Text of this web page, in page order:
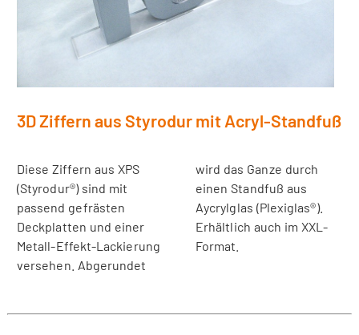
3D Ziffern aus Styrodur mit Acryl-Standfuß
Diese Ziffern aus XPS
(Styrodur®) sind mit
passend gefrästen
Deckplatten und einer
Metall-Effekt-Lackierung
versehen. Abgerundet
wird das Ganze durch
einen Standfuß aus
Aycrylglas (Plexiglas®).
Erhältlich auch im XXL-
Format.